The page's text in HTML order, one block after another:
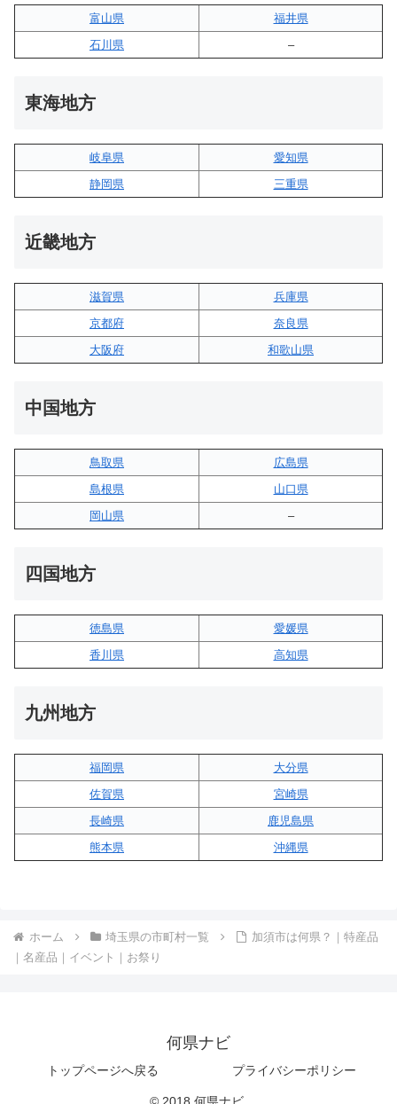
富山県
福井県
石川県
–
東海地方
岐阜県
愛知県
静岡県
三重県
近畿地方
滋賀県
兵庫県
京都府
奈良県
大阪府
和歌山県
中国地方
鳥取県
広島県
島根県
山口県
岡山県
–
四国地方
徳島県
愛媛県
香川県
高知県
九州地方
福岡県
大分県
佐賀県
宮崎県
長崎県
鹿児島県
熊本県
沖縄県
ホーム 埼玉県の市町村一覧
加須市は何県？｜特産品
｜名産品｜イベント｜お祭り
何県ナビ
トップページへ戻る プライバシーポリシー